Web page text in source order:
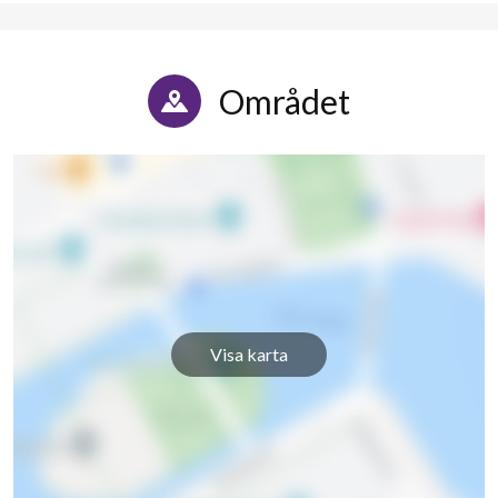
Området
Visa karta